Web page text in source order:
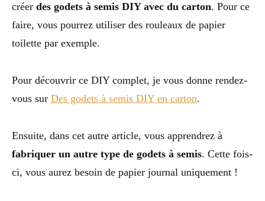
créer des godets à semis DIY avec du carton. Pour ce
faire, vous pourrez utiliser des rouleaux de papier
toilette par exemple.
Pour découvrir ce DIY complet, je vous donne rendez-
vous sur Des godets à semis DIY en carton.
Ensuite, dans cet autre article, vous apprendrez à
fabriquer un autre type de godets à semis. Cette fois-
ci, vous aurez besoin de papier journal uniquement !